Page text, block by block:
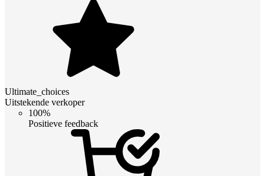
Ultimate_choices
Uitstekende verkoper
100%
Positieve feedback